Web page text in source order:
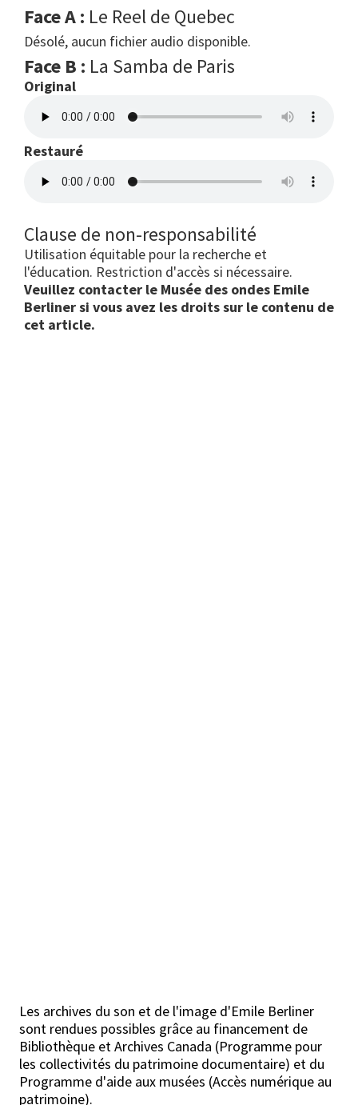
Face A : Le Reel de Quebec
Désolé, aucun fichier audio disponible.
Face B : La Samba de Paris
Original
Restauré
Clause de non-responsabilité
Utilisation équitable pour la recherche et
l'éducation. Restriction d'accès si nécessaire.
Veuillez contacter le Musée des ondes Emile
Berliner si vous avez les droits sur le contenu de
cet article.
Les archives du son et de l'image d'Emile Berliner
sont rendues possibles grâce au financement de
Bibliothèque et Archives Canada (Programme pour
les collectivités du patrimoine documentaire) et du
Programme d'aide aux musées (Accès numérique au
patrimoine).